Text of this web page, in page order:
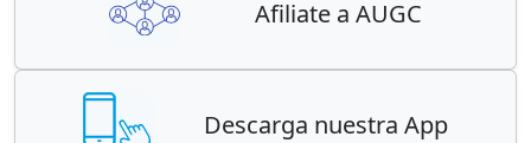
Afiliate a AUGC
Descarga nuestra App